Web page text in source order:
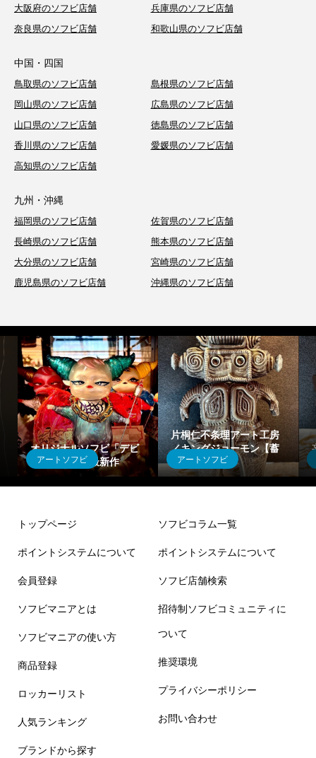
大阪府のソフビ店舗
兵庫県のソフビ店舗
奈良県のソフビ店舗
和歌山県のソフビ店舗
中国・四国
鳥取県のソフビ店舗
島根県のソフビ店舗
岡山県のソフビ店舗
広島県のソフビ店舗
山口県のソフビ店舗
徳島県のソフビ店舗
香川県のソフビ店舗
愛媛県のソフビ店舗
高知県のソフビ店舗
九州・沖縄
福岡県のソフビ店舗
佐賀県のソフビ店舗
長崎県のソフビ店舗
熊本県のソフビ店舗
大分県のソフビ店舗
宮崎県のソフビ店舗
鹿児島県のソフビ店舗
沖縄県のソフビ店舗
アートソフビ
オリジナルソフビ「デビ
ィ」シリーズ最新作
アートソフビ
片桐仁不条理アート工房
／キングジョーモン【蓄
光マーブル】
トップページ
ポイントシステムについて
会員登録
ソフビマニアとは
ソフビマニアの使い方
商品登録
ロッカーリスト
人気ランキング
ブランドから探す
ソフビコラム一覧
ポイントシステムについて
ソフビ店舗検索
招待制ソフビコミュニティに
ついて
推奨環境
プライバシーポリシー
お問い合わせ